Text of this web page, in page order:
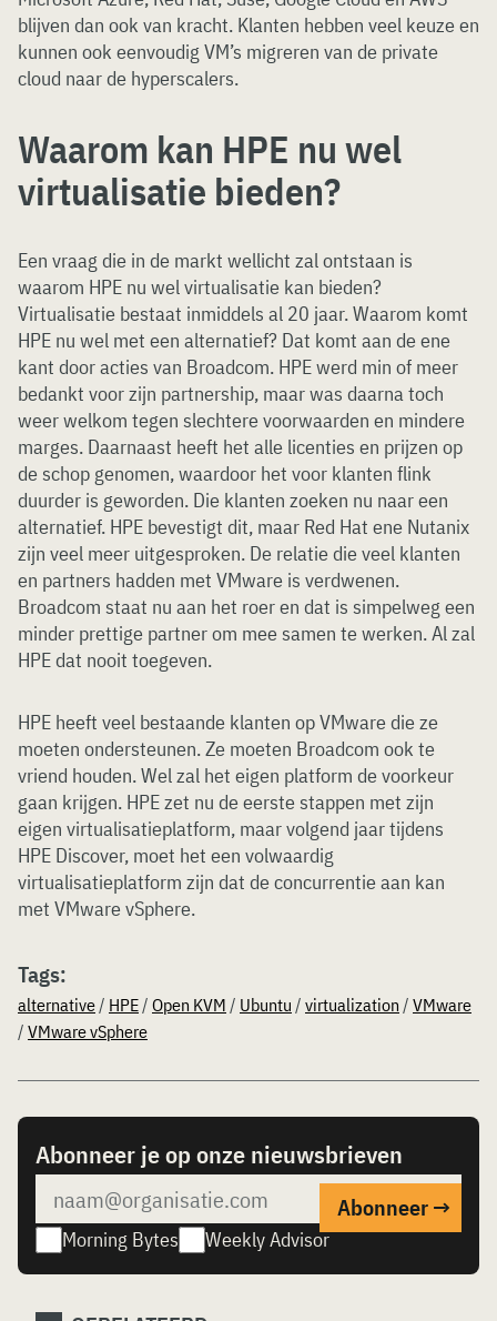
blijven dan ook van kracht. Klanten hebben veel keuze en
kunnen ook eenvoudig VM’s migreren van de private
cloud naar de hyperscalers.
Waarom kan HPE nu wel
virtualisatie bieden?
Een vraag die in de markt wellicht zal ontstaan is
waarom HPE nu wel virtualisatie kan bieden?
Virtualisatie bestaat inmiddels al 20 jaar. Waarom komt
HPE nu wel met een alternatief? Dat komt aan de ene
kant door acties van Broadcom. HPE werd min of meer
bedankt voor zijn partnership, maar was daarna toch
weer welkom tegen slechtere voorwaarden en mindere
marges. Daarnaast heeft het alle licenties en prijzen op
de schop genomen, waardoor het voor klanten flink
duurder is geworden. Die klanten zoeken nu naar een
alternatief. HPE bevestigt dit, maar Red Hat ene Nutanix
zijn veel meer uitgesproken. De relatie die veel klanten
en partners hadden met VMware is verdwenen.
Broadcom staat nu aan het roer en dat is simpelweg een
minder prettige partner om mee samen te werken. Al zal
HPE dat nooit toegeven.
HPE heeft veel bestaande klanten op VMware die ze
moeten ondersteunen. Ze moeten Broadcom ook te
vriend houden. Wel zal het eigen platform de voorkeur
gaan krijgen. HPE zet nu de eerste stappen met zijn
eigen virtualisatieplatform, maar volgend jaar tijdens
HPE Discover, moet het een volwaardig
virtualisatieplatform zijn dat de concurrentie aan kan
met VMware vSphere.
Tags:
alternative/ HPE/ Open KVM / Ubuntu / virtualization / VMware
/ VMware vSphere
Abonneer je op onze nieuwsbrieven
Morning Bytes Weekly Advisor